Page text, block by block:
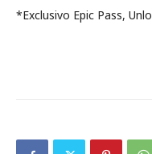
*Exclusivo Epic Pass,